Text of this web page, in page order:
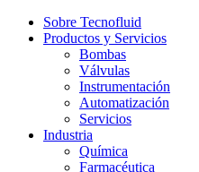
Sobre Tecnofluid
Productos y Servicios
Bombas
Válvulas
Instrumentación
Automatización
Servicios
Industria
Química
Farmacéutica